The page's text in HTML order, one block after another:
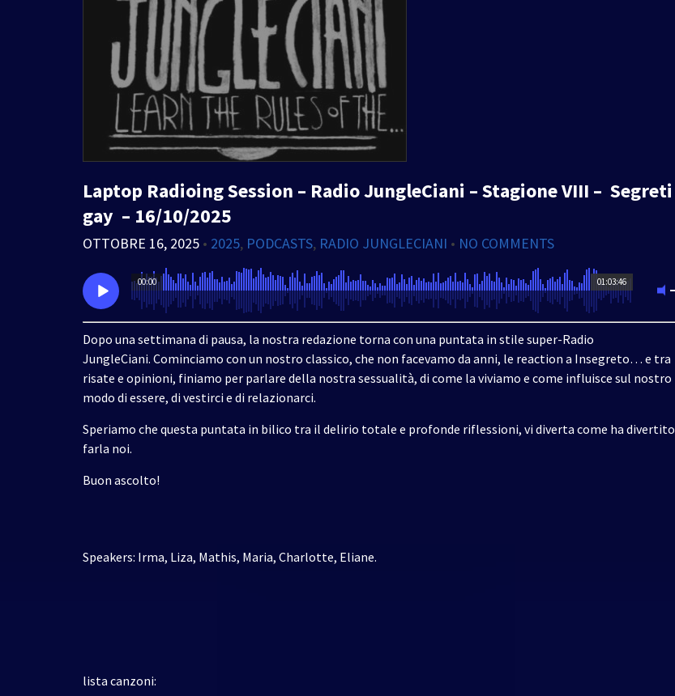
Laptop Radioing Session – Radio JungleCiani – Stagione VIII – Segreti
gay – 16/10/2025
OTTOBRE 16, 2025 • 2025, PODCASTS, RADIO JUNGLECIANI • NO COMMENTS
01:03:46
00:00
Dopo una settimana di pausa, la nostra redazione torna con una puntata in stile super-Radio
JungleCiani. Cominciamo con un nostro classico, che non facevamo da anni, le reaction a Insegreto… e tra
risate e opinioni, finiamo per parlare della nostra sessualità, di come la viviamo e come influisce sul nostro
modo di essere, di vestirci e di relazionarci.
Speriamo che questa puntata in bilico tra il delirio totale e profonde riflessioni, vi diverta come ha divertito
farla noi.
Buon ascolto!
Speakers: Irma, Liza, Mathis, Maria, Charlotte, Eliane.
lista canzoni: